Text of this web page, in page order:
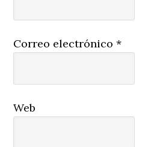
Correo electrónico*
Web